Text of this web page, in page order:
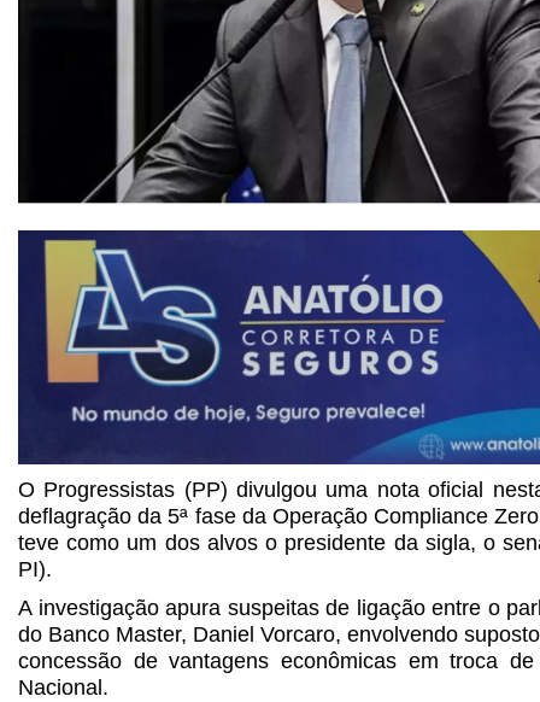
O Progressistas (PP) divulgou uma nota oficial
deflagração da 5ª fase da Operação Compliance
teve como um dos alvos o presidente da sigla, o
PI).
A investigação apura suspeitas de ligação entre o
do Banco Master, Daniel Vorcaro, envolvendo
concessão de vantagens econômicas em troca
Nacional.